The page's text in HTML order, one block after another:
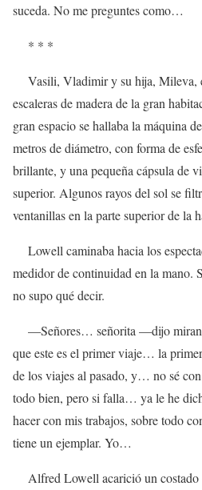
suceda. No me preguntes como…
* * *
Vasili, Vladimir y su hija, Mileva,
escaleras de madera de la gran
gran espacio se hallaba la máquina
metros de diámetro, con forma de
brillante, y una pequeña cápsula de
superior. Algunos rayos del sol se
ventanillas en la parte superior de la
Lowell caminaba hacia los
medidor de continuidad en la mano.
no supo qué decir.
—Señores… señorita —dijo
que este es el primer viaje… la
de los viajes al pasado, y… no sé
todo bien, pero si falla… ya le he
hacer con mis trabajos, sobre todo
tiene un ejemplar. Yo…
Alfred Lowell acarició un costado